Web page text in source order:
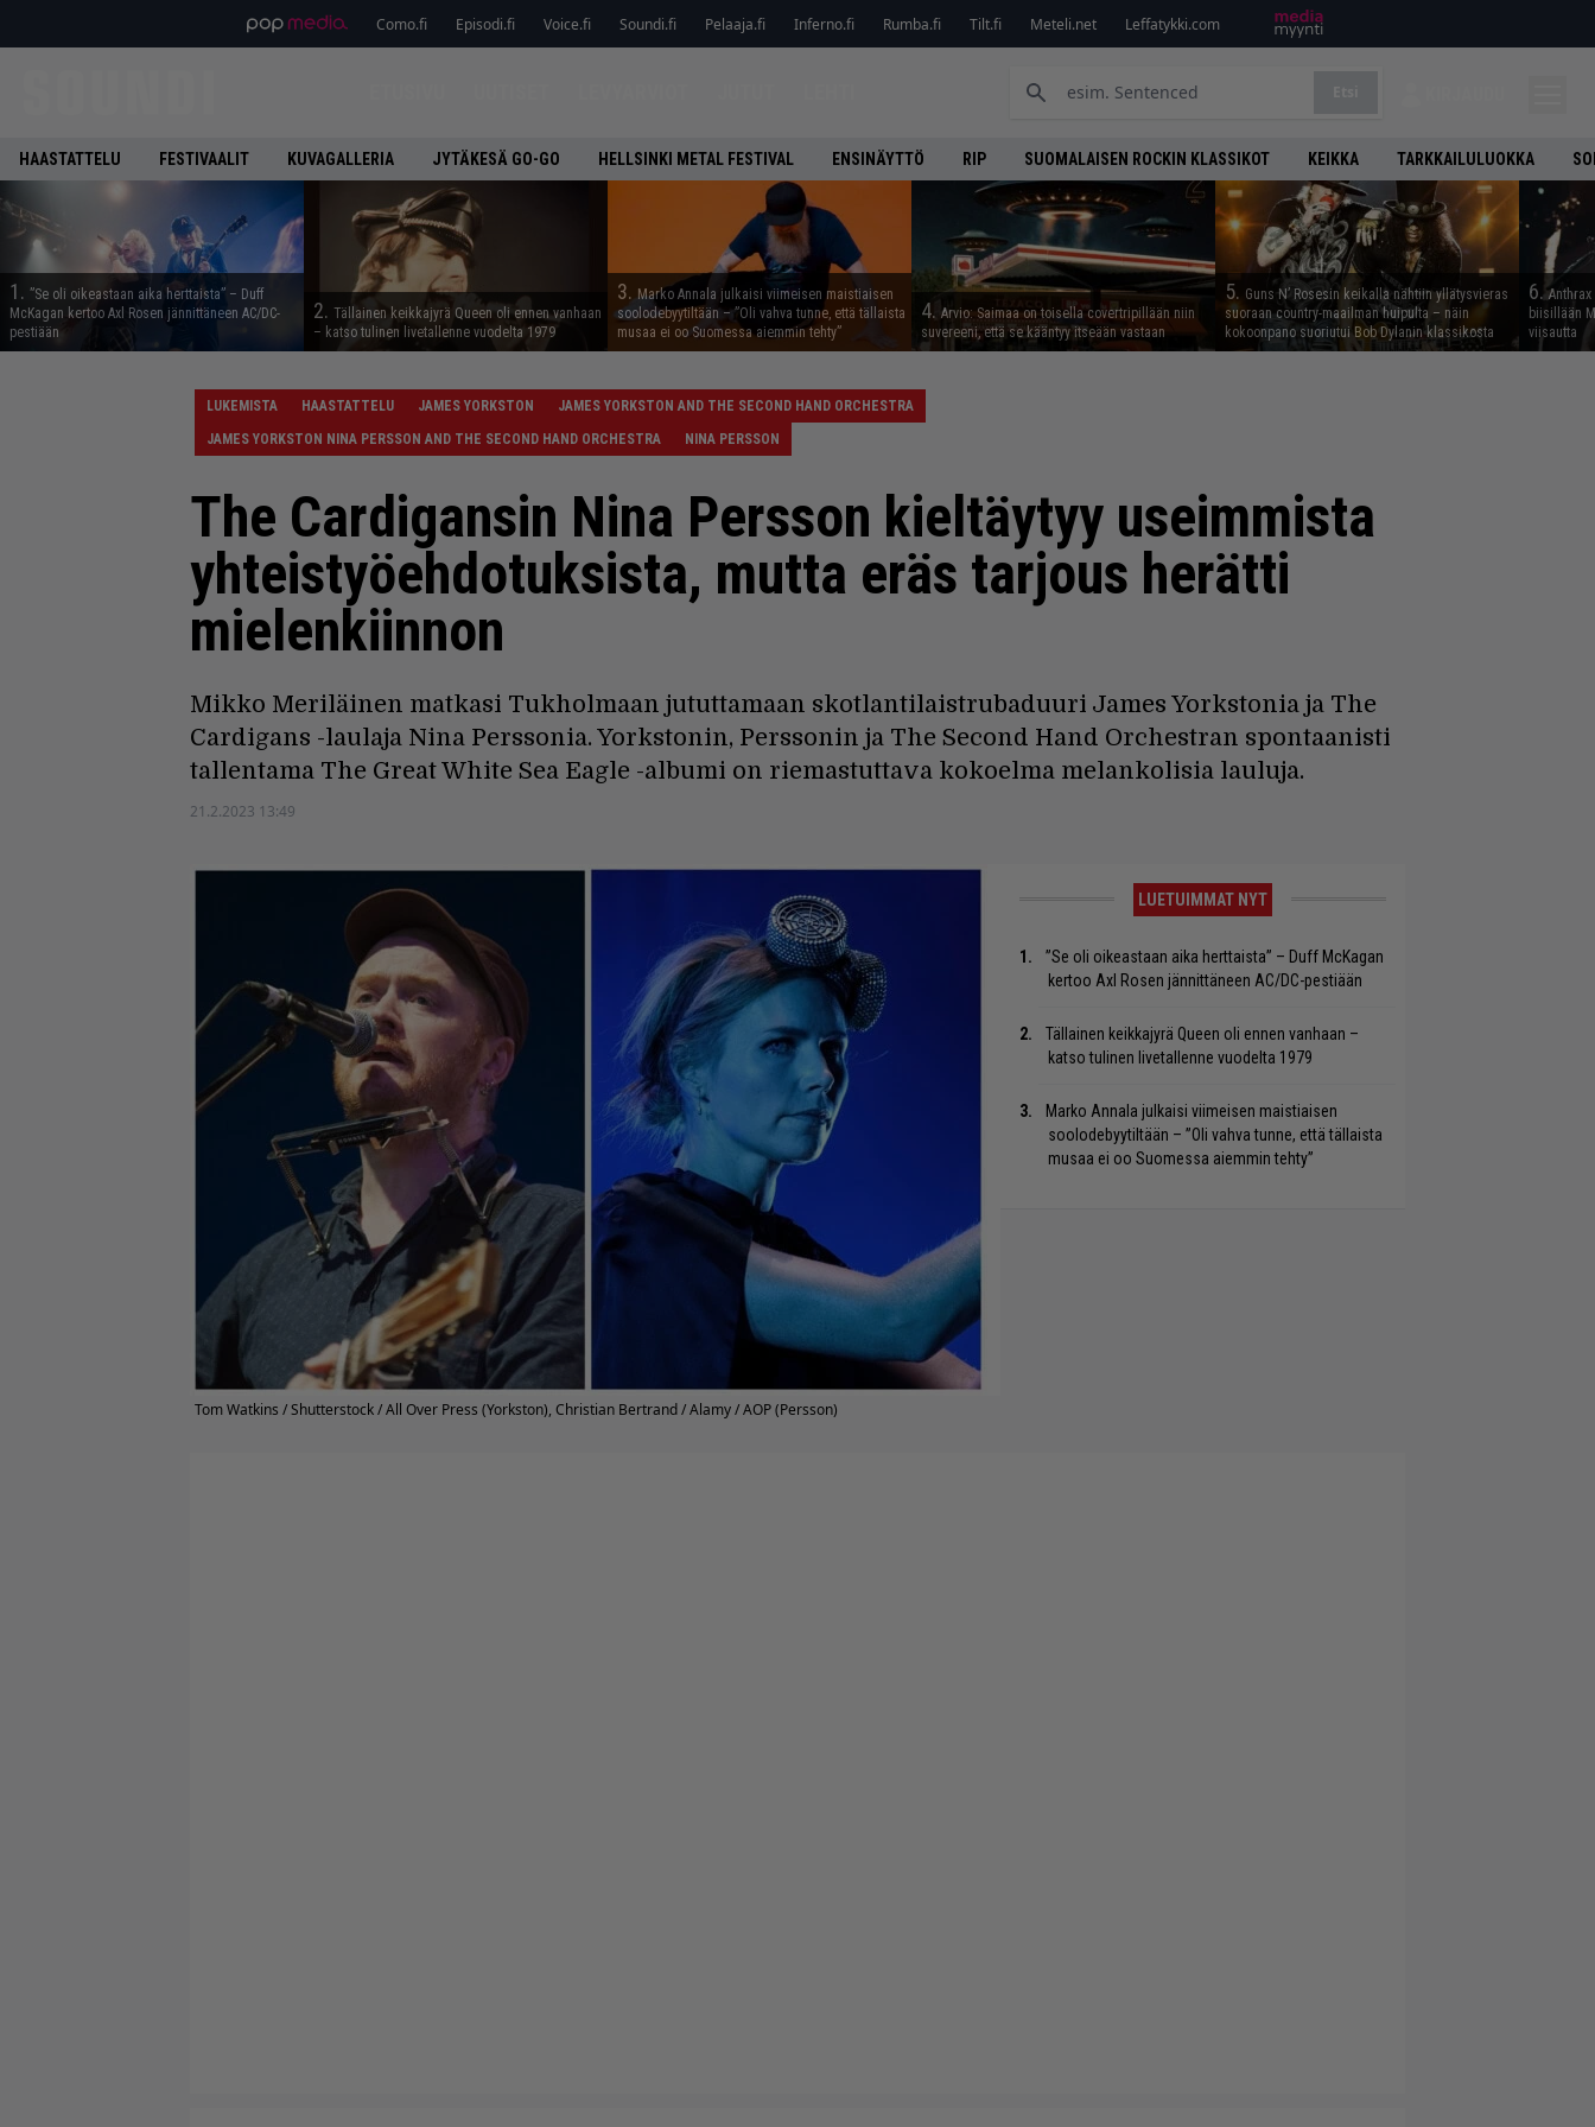
Como.fi Episodi.fi Voice.fi Soundi.fi Pelaaja.fi Inferno.fi Rumba.fi Tilt.fi Meteli.net Leffatykki.com
HAASTATTELU FESTIVAALIT KUVAGALLERIA JYTÄKESÄ GO-GO HELLSINKI METAL FESTIVAL ENSINÄYTTÖ RIP SUOMALAISEN ROCKIN KLASSIKOT KEIKKA TARKKAILULUOKKA
1. ”Se oli oikeastaan aika herttaista” – Duff
McKagan kertoo Axl Rosen jännittäneen AC/DC-
pestiään
2. Tällainen keikkajyrä Queen oli ennen vanhaan
– katso tulinen livetallenne vuodelta 1979
3. Marko Annala julkaisi viimeisen maistiaisen
soolodebyytiltään – ”Oli vahva tunne, että tällaista
musaa ei oo Suomessa aiemmin tehty”
4. Arvio: Saimaa on toisella covertripillään niin
suvereeni, että se kääntyy itseään vastaan
5. Guns N’ Rosesin keikalla nähtiin yllätysvieras
suoraan country-maailman huipulta – näin
kokoonpano suoriutui Bob Dylanin klassikosta
6.
biisillään
viisautta
LUKEMISTA HAASTATTELU JAMES YORKSTON
JAMES YORKSTON AND THE SECOND HAND ORCHESTRA
JAMES YORKSTON NINA PERSSON AND THE SECOND HAND ORCHESTRA
NINA PERSSON
The Cardigansin Nina Persson kieltäytyy useimmista
yhteistyöehdotuksista, mutta eräs tarjous herätti
mielenkiinnon
Mikko Meriläinen matkasi Tukholmaan jututtamaan skotlantilaistrubaduuri James Yorkstonia ja The
Cardigans -laulaja Nina Perssonia. Yorkstonin, Perssonin ja The Second Hand Orchestran spontaanisti
tallentama The Great White Sea Eagle -albumi on riemastuttava kokoelma melankolisia lauluja.
21.2.2023 13:49
Tom Watkins / Shutterstock / All Over Press (Yorkston), Christian Bertrand / Alamy / AOP (Persson)
LUETUIMMAT NYT
”Se oli oikeastaan aika herttaista” – Duff McKagan
kertoo Axl Rosen jännittäneen AC/DC-pestiään
Tällainen keikkajyrä Queen oli ennen vanhaan –
katso tulinen livetallenne vuodelta 1979
Marko Annala julkaisi viimeisen maistiaisen
soolodebyytiltään – ”Oli vahva tunne, että tällaista
musaa ei oo Suomessa aiemmin tehty”